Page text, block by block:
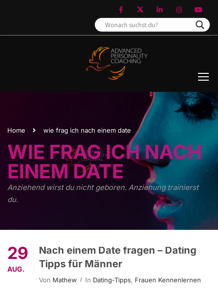
Home wie frag ich nach einem date
WIE FRAG ICH NACH
EINEM DATE
Anziehend wirst du nicht geboren. Anziehung trainierst
du.
29
AUG.
Nach einem Date fragen – Dating
Tipps für Männer
Von Mathew In Dating-Tipps, Frauen Kennenlernen